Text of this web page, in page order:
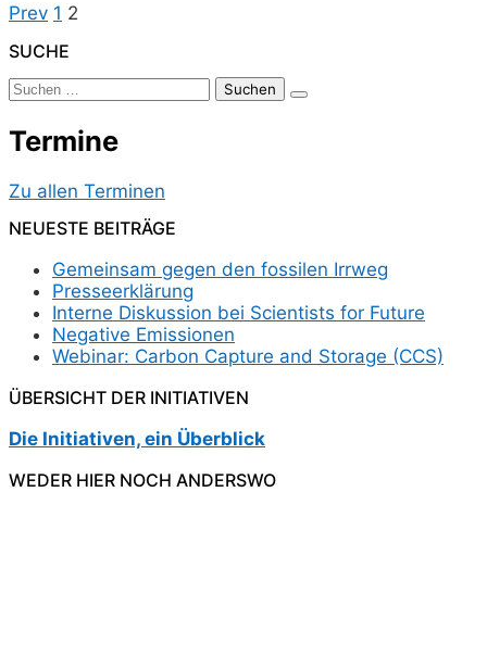
Seitennummerierung
Der
Beiträge
PrevPrevious
Page
1 Page
2
SUCHE
Suchen
nach:
Termine
Zu allen Terminen
NEUESTE BEITRÄGE
Gemeinsam gegen den fossilen Irrweg
Presseerklärung
Interne Diskussion bei Scientists for Future
Negative Emissionen
Webinar: Carbon Capture and Storage (CCS)
ÜBERSICHT DER INITIATIVEN
Die Initiativen, ein Überblick
WEDER HIER NOCH ANDERSWO